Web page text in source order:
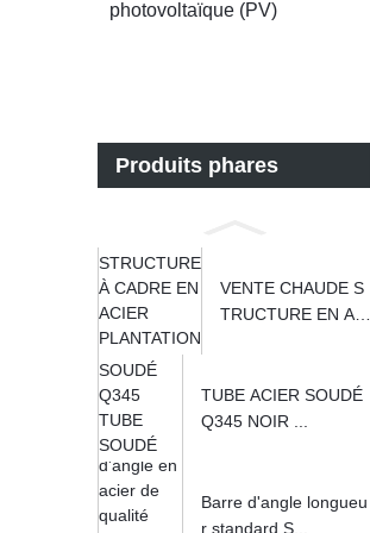
photovoltaïque (PV)
Produits phares
VENTE CHAUDE S
TRUCTURE EN ACI
TUBE ACIER SOUDÉ
Q345 NOIR ...
Barre d'angle longueu
r standard S...